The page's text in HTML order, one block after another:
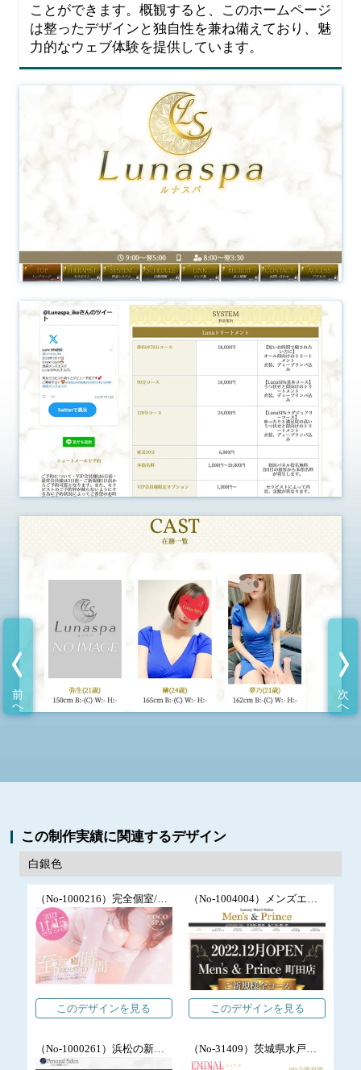
前
へ
次
へ
ことができます。概観すると、このホームページ
は整ったデザインと独自性を兼ね備えており、魅
力的なウェブ体験を提供しています。
この制作実績に関連するデザイン
白銀色
（No-1000216）完全個室/プライベートサロン/名古屋メンズエステ店のHP制作/リンパマッサージ
このデザインを見る このデザインを見る
（No-1000261）浜松の新感覚メンズエステ/グループ店/ルーム提供型